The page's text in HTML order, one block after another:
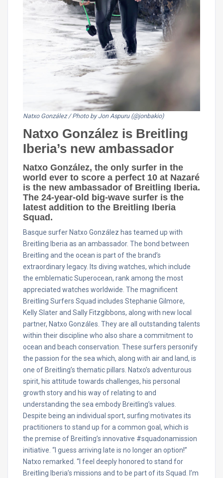
Natxo González / Photo by Jon Aspuru (@jonbakio)
Natxo González is Breitling
Iberia’s new ambassador
Natxo González, the only surfer in the
world ever to score a perfect 10 at Nazaré
is the new ambassador of Breitling Iberia.
The 24-year-old big-wave surfer is the
latest addition to the Breitling Iberia
Squad.
Basque surfer Natxo González has teamed up with
Breitling Iberia as an ambassador. The bond between
Breitling and the ocean is part of the brand’s
extraordinary legacy. Its diving watches, which include
the emblematic Superocean, rank among the most
appreciated watches worldwide. The magnificent
Breitling Surfers Squad includes Stephanie Gilmore,
Kelly Slater and Sally Fitzgibbons, along with new local
partner, Natxo Gonzáles. They are all outstanding talents
within their discipline who also share a commitment to
ocean and beach conservation. These surfers personify
the passion for the sea which, along with air and land, is
one of Breitling’s thematic pillars. Natxo’s adventurous
spirit, his attitude towards challenges, his personal
growth story and his way of relating to and
understanding the sea embody Breitling’s values.
Despite being an individual sport, surfing motivates its
practitioners to stand up for a common goal, which is
the premise of Breitling’s innovative #squadonamission
initiative. “I guess arriving late is no longer an option!”
Natxo remarked. “I feel deeply honored to stand for
Breitling Iberia’s missions and to be part of its Squad. I’m